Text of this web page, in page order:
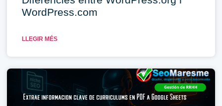
WordPress.com
LLEGIR MÉS